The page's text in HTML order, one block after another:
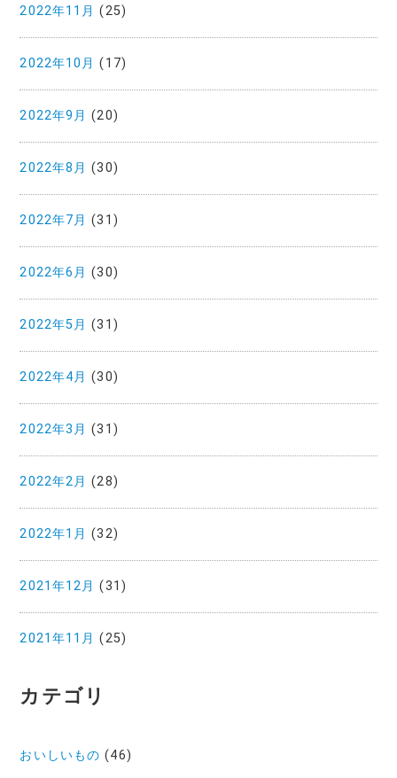
2022年11月 (25)
2022年10月 (17)
2022年9月 (20)
2022年8月 (30)
2022年7月 (31)
2022年6月 (30)
2022年5月 (31)
2022年4月 (30)
2022年3月 (31)
2022年2月 (28)
2022年1月 (32)
2021年12月 (31)
2021年11月 (25)
カテゴリ
おいしいもの (46)